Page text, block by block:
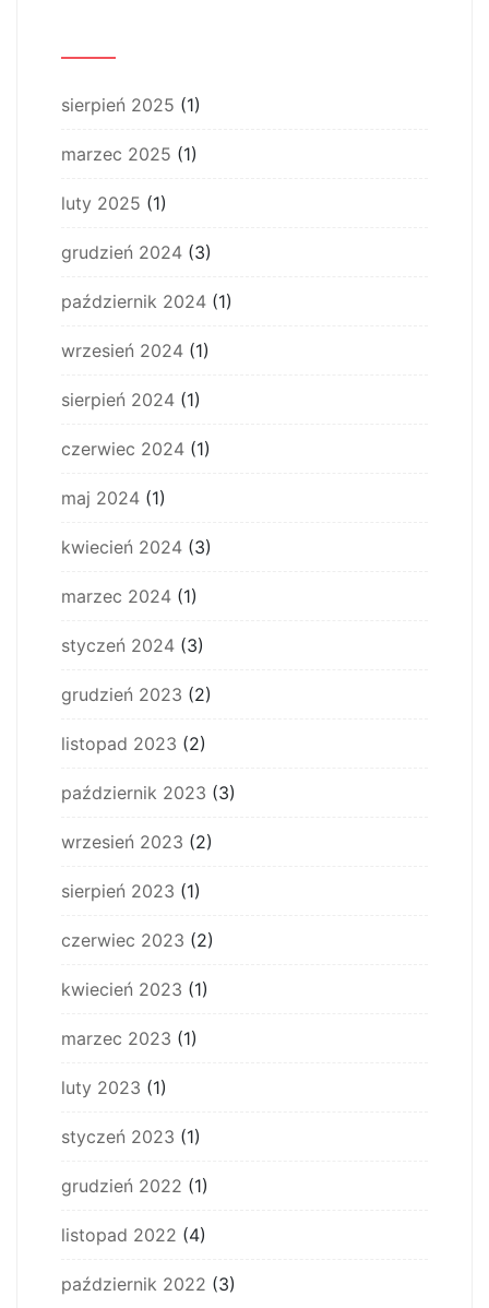
sierpień 2025 (1)
marzec 2025 (1)
luty 2025 (1)
grudzień 2024 (3)
październik 2024 (1)
wrzesień 2024 (1)
sierpień 2024 (1)
czerwiec 2024 (1)
maj 2024 (1)
kwiecień 2024 (3)
marzec 2024 (1)
styczeń 2024 (3)
grudzień 2023 (2)
listopad 2023 (2)
październik 2023 (3)
wrzesień 2023 (2)
sierpień 2023 (1)
czerwiec 2023 (2)
kwiecień 2023 (1)
marzec 2023 (1)
luty 2023 (1)
styczeń 2023 (1)
grudzień 2022 (1)
listopad 2022 (4)
październik 2022 (3)